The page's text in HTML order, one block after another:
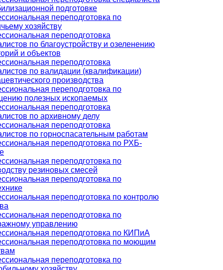
подготовке
переподготовка по
хозяйству
переподготовка
по благоустройству и озеленению
и объектов
переподготовка
по валидации (квалификации)
производства
переподготовка по
полезных ископаемых
переподготовка
по архивному делу
переподготовка
по горноспасательным работам
переподготовка по РХБ-
переподготовка по
резиновых смесей
переподготовка по
переподготовка по контролю
переподготовка по
управлению
переподготовка по КИПиА
переподготовка по моющим
переподготовка по